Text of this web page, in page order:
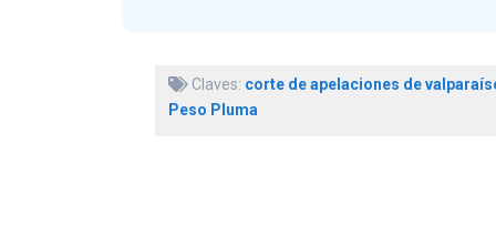
Claves: corte de apelaciones de
Peso Pluma